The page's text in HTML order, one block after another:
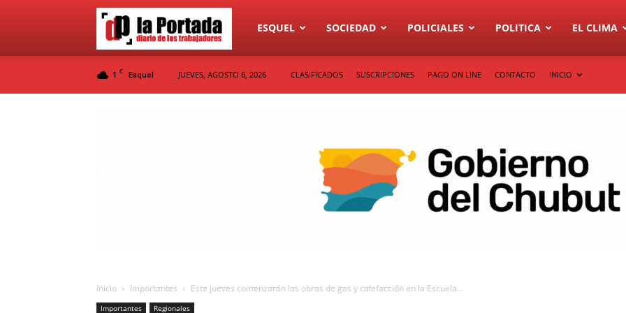
Diario
La
ESQUEL SOCIEDAD POLICIALES POLITICA EL CLIMA
1 C Esquel JUEVES, AGOSTO 6, 2026 CLASIFICADOS SUSCRIPCIONES PAGO ON LINE CONTACTO INICIO
Inicio Importantes Este jueves comenzarán las obras de gas y calefacción en la Escuela...
Importantes Regionales